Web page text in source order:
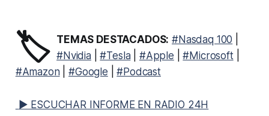
🏷️ TEMAS DESTACADOS: #Nasdaq 100
#Nvidia|#Tesla| #Apple |#Microsoft|
#Amazon|#Google |#Podcast
▶ ESCUCHAR INFORME EN RADIO 24H